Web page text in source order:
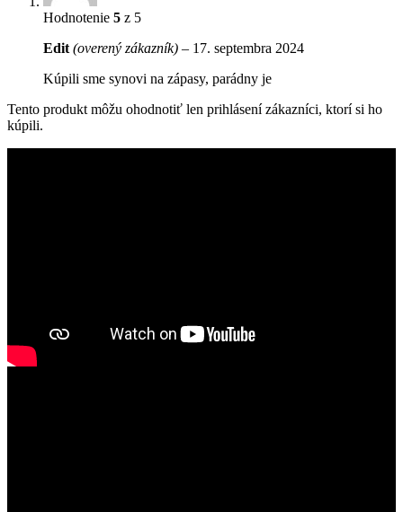
Hodnotenie 5 z 5
Edit (overený zákazník) – 17. septembra 2024
Kúpili sme synovi na zápasy, parádny je
Tento produkt môžu ohodnotiť len prihlásení zákazníci, ktorí si ho
kúpili.